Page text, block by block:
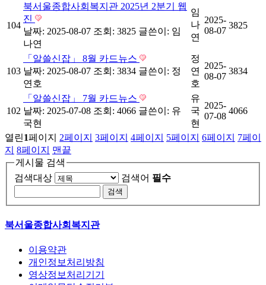
104
북서울종합사회복지관 2025년 2분기 웹
진
날짜: 2025-08-07 조회: 3825 글쓴이: 임
나연
임
나
연
2025-
08-07
3825
103
「알쓸신잡」 8월 카드뉴스
날짜: 2025-08-07 조회: 3834 글쓴이: 정
연호
정
연
호
2025-
08-07
3834
102
「알쓸신잡」 7월 카드뉴스
날짜: 2025-07-08 조회: 4066 글쓴이: 유
국현
유
국
현
2025-
07-08
4066
열린1페이지 2페이지 3페이지 4페이지 5페이지 6페이지 7페이
지 8페이지
맨끝
게시물 검색
검색대상
검색어 필수
북서울종합사회복지관
이용약관
개인정보처리방침
영상정보처리기기